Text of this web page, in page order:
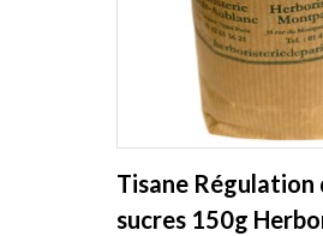
Tisane Régulation
sucres 150g